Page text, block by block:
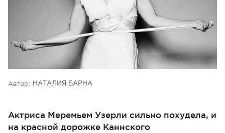
Автор: НАТАЛИЯ БАРНА
Актриса Меремьем Узерли сильно похудела, и
на красной дорожке Каннского